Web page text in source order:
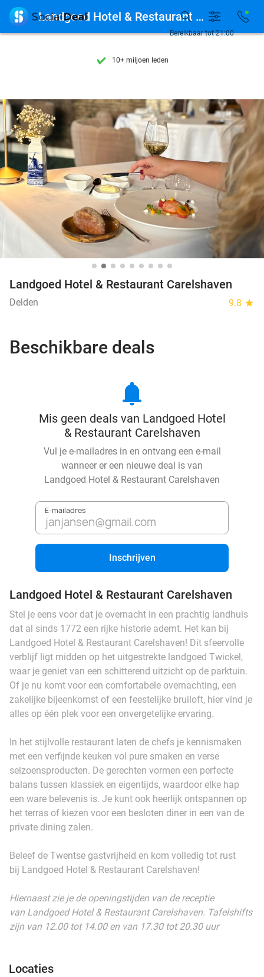
7 dagen per week beschikbaar
7 dagen per week beschikbaar
10+ miljoen leden
Bereikbaar tot 21:00
 Landgoed Hotel & Restaurant Carelshaven
Landgoed Hotel & Restaurant Carelshaven
Delden 9.8 star
Beschikbare deals
notifications
Mis geen deals van Landgoed Hotel
& Restaurant Carelshaven
Vul je e-mailadres in en ontvang een e-mail
wanneer er een nieuwe deal is van
Landgoed Hotel & Restaurant Carelshaven
E-mailadres
Inschrijven
Landgoed Hotel & Restaurant Carelshaven
Stel je eens voor dat je overnacht in een prachtig landhuis
dat al sinds 1772 een rijke historie ademt. Het kan bij
Landgoed Hotel & Restaurant Carelshaven! Dit sfeervolle
verblijf ligt midden op het uitgestrekte landgoed Twickel,
waar je geniet van een schitterend uitzicht op de parktuin.
Of je nu komt voor een comfortabele overnachting, een
zakelijke bijeenkomst of een feestelijke bruiloft, hier vind je
alles op één plek voor een onvergetelijke ervaring.
In het stijlvolle restaurant laten de chefs je kennismaken
met een verfijnde keuken vol pure smaken en verse
seizoensproducten. De gerechten vormen een perfecte
balans tussen klassiek en eigentijds, waardoor elke hap
een ware belevenis is. Je kunt ook heerlijk ontspannen op
het terras of kiezen voor een besloten diner in een van de
private dining zalen.
Beleef de Twentse gastvrijheid en kom volledig tot rust
bij Landgoed Hotel & Restaurant Carelshaven!
Hiernaast zie je de openingstijden van de receptie
van Landgoed Hotel & Restaurant Carelshaven. Tafelshifts
zijn van 12.00 tot 14.00 en van 17.30 tot 20.30 uur
Locaties